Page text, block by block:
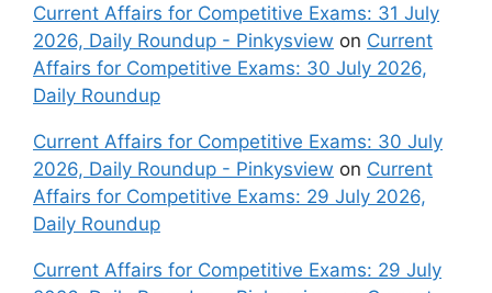
Current Affairs for Competitive Exams: 31 July
2026, Daily Roundup - Pinkysview on Current
Affairs for Competitive Exams: 30 July 2026,
Daily Roundup
Current Affairs for Competitive Exams: 30 July
2026, Daily Roundup - Pinkysview on Current
Affairs for Competitive Exams: 29 July 2026,
Daily Roundup
Current Affairs for Competitive Exams: 29 July